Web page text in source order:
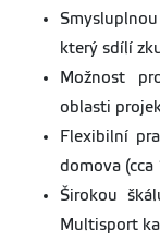
který sdílí
Možnost
oblasti
Flexibilní
domova (cca
Širokou
Multisport